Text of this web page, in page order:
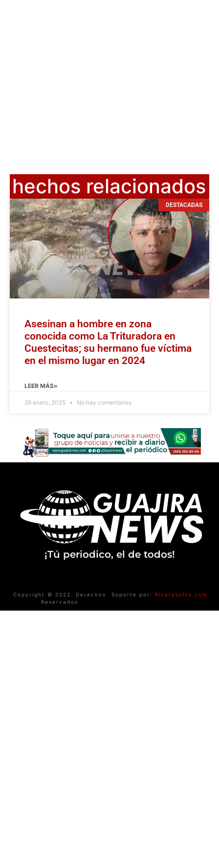
hechos relacionados
DESTACADAS
Asesinan a hombre en zona
conocida como La Trituradora en
Cuestecitas; su hermano fue víctima
en el mismo lugar en 2024
LEER MÁS»
26 enero, 2025 No hay comentarios
¡Tú periodico, el de todos!
Copyright © 2022. Derechos
Reservados
Soporte por: Riverasofts.com